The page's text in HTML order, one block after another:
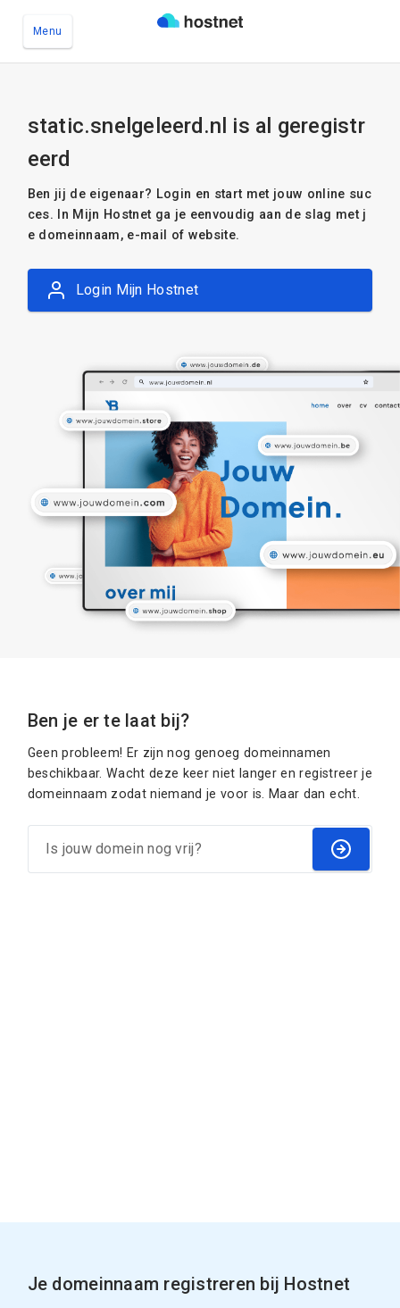
Menu
static.snelgeleerd.nl is al geregistr
eerd
Ben jij de eigenaar? Login en start met jouw online suc
ces. In Mijn Hostnet ga je eenvoudig aan de slag met j
e domeinnaam, e-mail of website.
Login Mijn Hostnet
Ben je er te laat bij?
Geen probleem! Er zijn nog genoeg domeinnamen
beschikbaar. Wacht deze keer niet langer en registreer je
domeinnaam zodat niemand je voor is. Maar dan echt.
Je domeinnaam registreren bij Hostnet